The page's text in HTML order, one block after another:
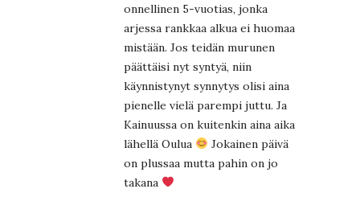
onnellinen 5-vuotias, jonka
arjessa rankkaa alkua ei huomaa
mistään. Jos teidän murunen
päättäisi nyt syntyä, niin
käynnistynyt synnytys olisi aina
pienelle vielä parempi juttu. Ja
Kainuussa on kuitenkin aina aika
lähellä Oulua
Jokainen päivä
on plussaa mutta pahin on jo
takana